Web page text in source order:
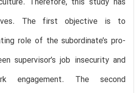
Therefore, this study has
The first objective is to
role of the subordinate’s pro-
supervisor’s job insecurity and
engagement. The second